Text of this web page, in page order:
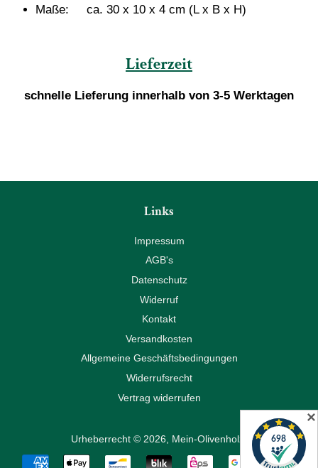
Maße: ca. 30 x 10 x 4 cm (L x B x H)
Lieferzeit
schnelle Lieferung innerhalb von 3-5 Werktagen
Links
Impressum
AGB's
Datenschutz
Widerruf
Kontakt
Versandkosten
Allgemeine Geschäftsbedingungen
Widerrufsrecht
Vertrag widerrufen
Urheberrecht © 2026, Mein-Olivenholz
Zahlungsarten
✕